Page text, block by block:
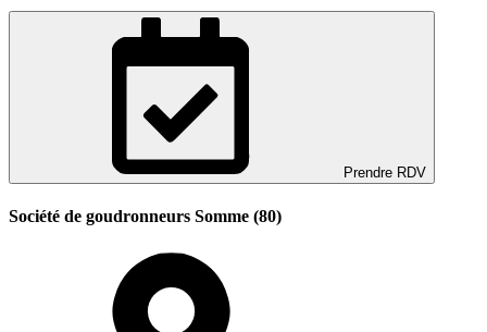
Prendre RDV
Société de goudronneurs Somme (80)